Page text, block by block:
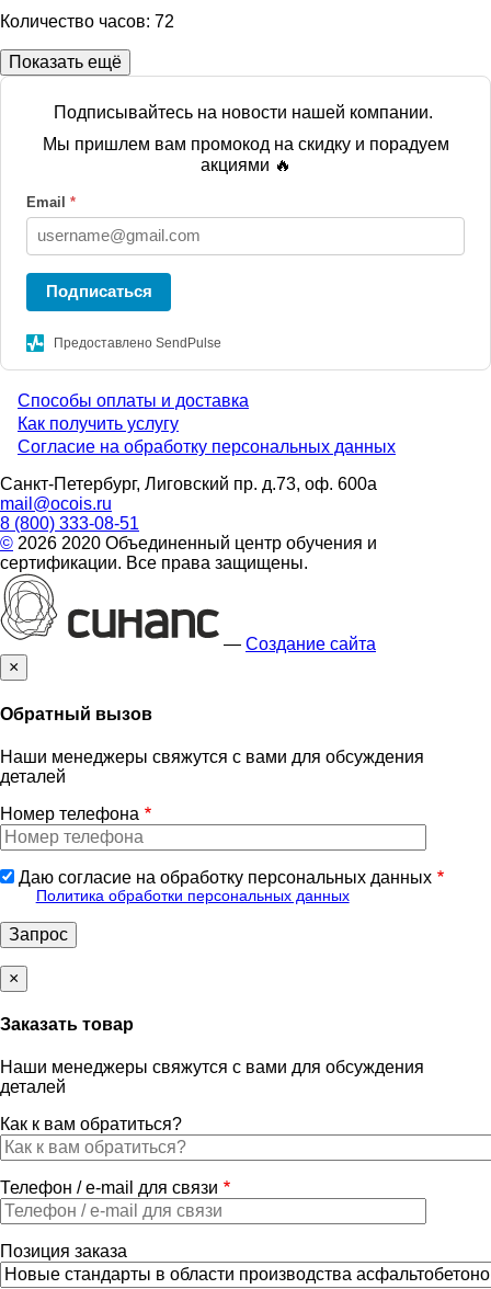
Количество часов: 72
Показать ещё
Подписывайтесь на новости нашей компании.
Мы пришлем вам промокод на скидку и порадуем
акциями 🔥
Email *
Подписаться
Предоставлено SendPulse
Menu
footer
Способы оплаты и доставка
Как получить услугу
Согласие на обработку персональных данных
Санкт-Петербург, Лиговский пр. д.73, оф. 600а
mail@ocois.ru
8 (800) 333-08-51
© 2026 2020 Объединенный центр обучения и
сертификации. Все права защищены.
— Создание сайта
×
Обратный вызов
Наши менеджеры свяжутся с вами для обсуждения
деталей
Номер телефона
Даю согласие на обработку персональных данных
Политика обработки персональных данных
×
Заказать товар
Наши менеджеры свяжутся с вами для обсуждения
деталей
Как к вам обратиться?
Телефон / e-mail для связи
Позиция заказа